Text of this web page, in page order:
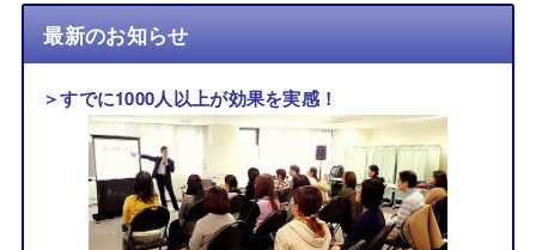
最新のお知らせ
＞すでに1000人以上が効果を実感！